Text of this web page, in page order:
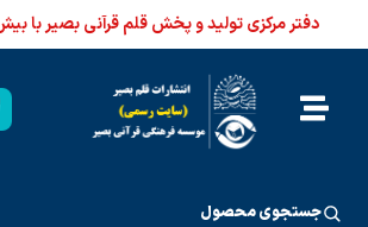
دفتر مرکزی تولید و پخش قلم قرآنی بصیر با بیش از 17 سال
جستجوی محصول